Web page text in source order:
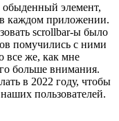
обыденный элемент,
каждом приложении.
scrollbar-ы было
помучились с ними
все же, как мне
больше внимания.
в 2022 году, чтобы
пользователей.